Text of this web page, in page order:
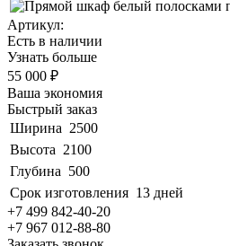
Артикул:
Есть в наличии
Узнать больше
55 000 ₽
Ваша экономия
Быстрый заказ
Ширина 2500
Высота 2100
Глубина 500
Срок изготовления 13 дней
+7 499 842-40-20
+7 967 012-88-80